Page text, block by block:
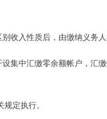
入性质后，由缴纳义务人
中汇缴零余额帐户，汇
定执行。